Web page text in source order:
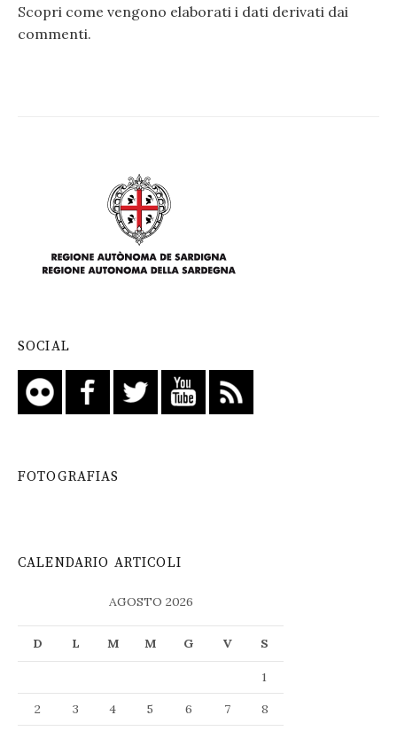
Scopri come vengono elaborati i dati derivati dai
commenti.
SOCIAL
FOTOGRAFIAS
CALENDARIO ARTICOLI
AGOSTO 2026
D L M M G V S
1
2
3 4 5 6 7
8